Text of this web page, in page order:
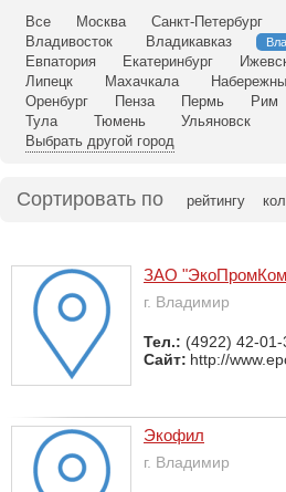
Все Москва Санкт-Петербург
Владивосток
Владикавказ
Евпатория
Екатеринбург
Липецк
Махачкала
Оренбург
Пенза Пермь Рим
Тула
Тюмень Ульяновск
Выбрать другой город
Сортировать по рейтингу
ЗАО
г. Владимир
Тел.: (4922) 42-01-
Сайт: http://
Экофил
г. Владимир